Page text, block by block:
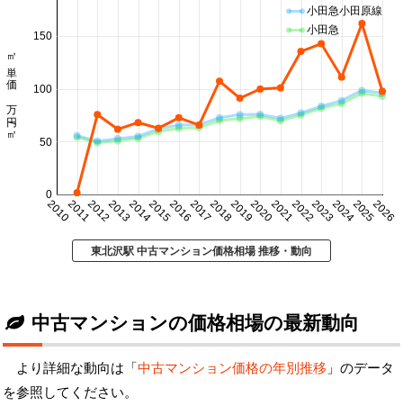
20102011201220132014201520162017201820192020202120222023202420252026
0
50
100
150
㎡単価 万円/㎡
小田急小田原線
小田急
東北沢駅 中古マンション価格相場 推移・動向
中古マンションの価格相場の最新動向
より詳細な動向は「中古マンション価格の年別推移 」のデータ
を参照してください。